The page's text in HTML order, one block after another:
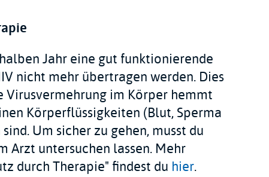
Jahr eine gut funktionierende
nicht mehr übertragen werden. Dies
Virusvermehrung im Körper hemmt
Körperflüssigkeiten (Blut, Sperma
Um sicher zu gehen, musst du
Arzt untersuchen lassen. Mehr
durch Therapie" findest du hier.